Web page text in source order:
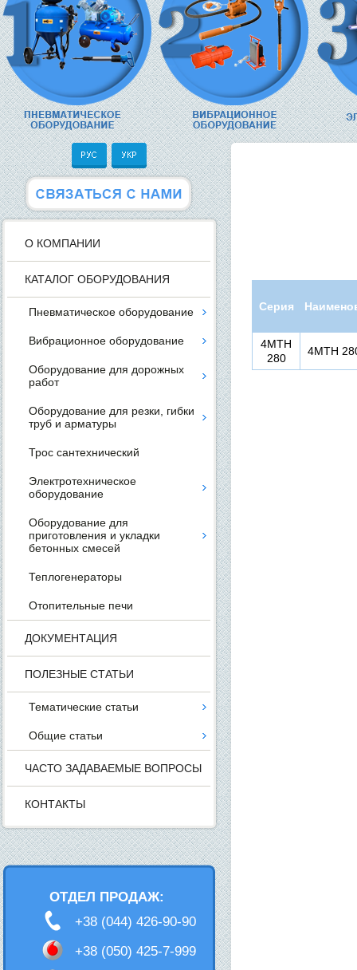
О КОМПАНИИ
КАТАЛОГ ОБОРУДОВАНИЯ
Пневматическое оборудование
Вибрационное оборудование
Оборудование для дорожных
работ
Оборудование для резки, гибки
труб и арматуры
Трос сантехнический
Электротехническое
оборудование
Оборудование для
приготовления и укладки
бетонных смесей
Теплогенераторы
Отопительные печи
ДОКУМЕНТАЦИЯ
ПОЛЕЗНЫЕ СТАТЬИ
Тематические статьи
Общие статьи
ЧАСТО ЗАДАВАЕМЫЕ ВОПРОСЫ
КОНТАКТЫ
ОТДЕЛ ПРОДАЖ:
+38 (044) 426-90-90
+38 (050) 425-7-999
Серия
4MTH
280
4МТН